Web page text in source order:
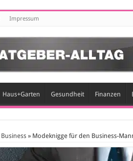
Impressum
Haus+Garten Gesundheit Finanzen
Business » Modeknigge für den Business-